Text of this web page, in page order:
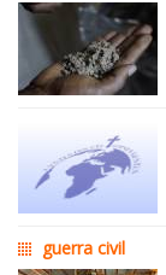
guerra civil